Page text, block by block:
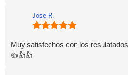
Jose R.
Muy satisfechos con los
👍👍👍